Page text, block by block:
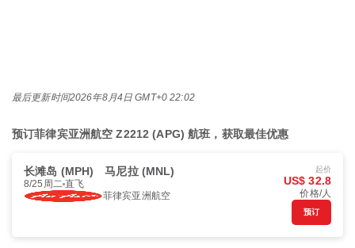
最后更新时间2026年8月4日 GMT+0 22:02
预订菲律宾亚洲航空 Z2212 (APG) 航班，获取最佳优惠
长滩岛 (MPH) 马尼拉 (MNL)
8/25周二 直飞
菲律宾亚洲航空
起价
US$ 32.8
价格/人
预订